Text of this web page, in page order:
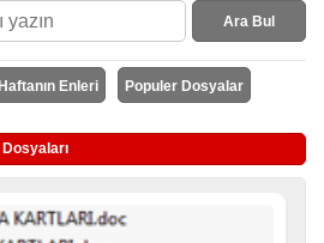
Ara Bul
Haftanın Enleri Populer Dosyalar